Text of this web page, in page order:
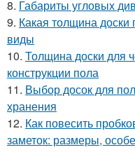
8. Габариты угловых
9. Какая толщина
виды
10. Толщина доски для
конструкции пола
11. Выбор досок для
хранения
12. Как повесить
заметок: размеры,